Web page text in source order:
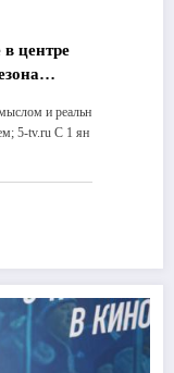
центре
и реальн
5-tv.ru С 1 ян